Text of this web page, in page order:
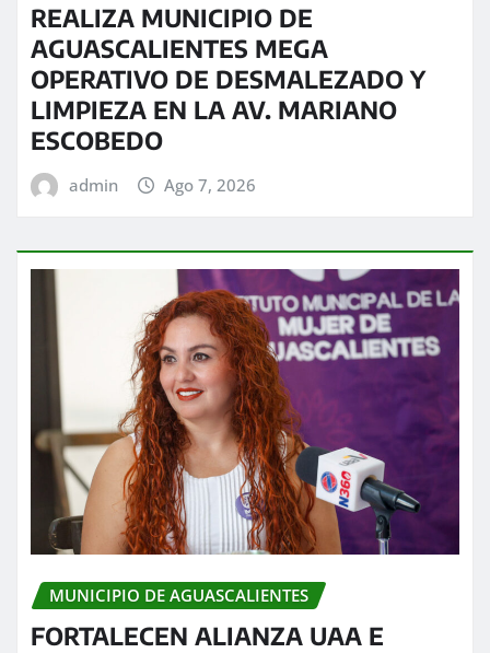
REALIZA MUNICIPIO DE
AGUASCALIENTES MEGA
OPERATIVO DE DESMALEZADO Y
LIMPIEZA EN LA AV. MARIANO
ESCOBEDO
admin Ago 7, 2026
MUNICIPIO DE AGUASCALIENTES
FORTALECEN ALIANZA UAA E